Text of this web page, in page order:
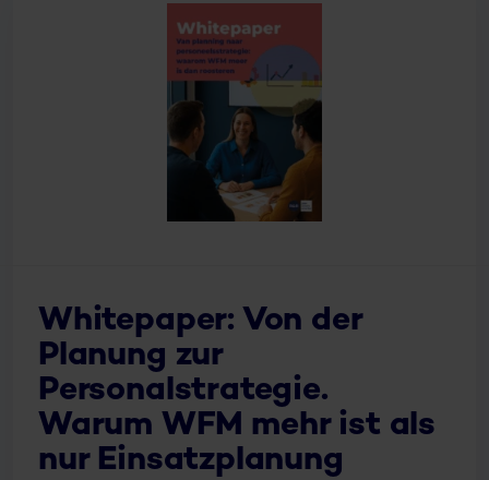
Whitepaper: Von der
Planung zur
Personalstrategie.
Warum WFM mehr ist als
nur Einsatzplanung